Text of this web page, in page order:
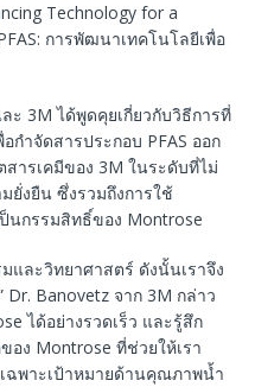
Technology for a
การพัฒนาเทคโนโลยีเพื่อ
ะ 3M ได้พูดคุยเกี่ยวกับวิธีการที่
กำจัดสารประกอบ PFAS ออก
ารเคมีของ 3M ในระดับที่ไม่
ยั่งยืน ซึ่งรวมถึงการใช้
นกรรมสิทธิ์ของ Montrose
และวิทยาศาสตร์ ดังนั้นเราจึง
Banovetz จาก 3M กล่าว
ได้อย่างรวดเร็ว และรู้สึก
ง Montrose ที่ช่วยให้เรา
ฉพาะเป้าหมายด้านคุณภาพน้ำ